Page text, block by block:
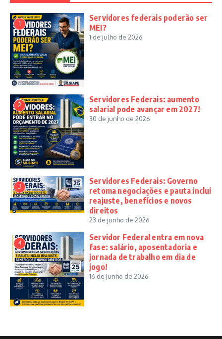
1
Servidores federais poderão ser
MEI?
1 de julho de 2026
2
Servidores Federais: aumento
salarial pode avançar em 2027!
30 de junho de 2026
3
Servidores Federais: Governo
retoma negociações e pauta inclui
reajuste, benefícios e novos
direitos
23 de junho de 2026
4
Servidor Federal entra em nova
fase: salário, aposentadoria e
jornada de trabalho em dia de
jogo!
16 de junho de 2026